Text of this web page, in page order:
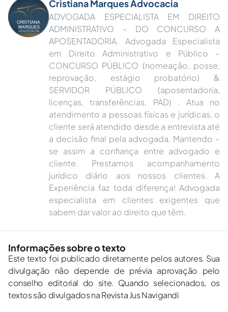
Cristiana Marques Advocacia
ADVOGADA ESPECIALISTA EM DIREITO
ADMINISTRATIVO - DO CONCURSO A
APOSENTADORIA. Advogada Especialista
em Direito Administrativo e Público –
CONCURSO PÚBLICO (nomeação, posse,
reprovação, estágio probatório) &
SERVIDOR PÚBLICO (aposentadoria,
licenças, transferências, PAD) . Atua no
atendimento a pessoas físicas e jurídicas, o
cliente será atendido desde a entrevista até
a decisão final pela advogada. Mantendo –
se assim a confiança entre advogado e
cliente. Prestamos acompanhamento
jurídico diário aos nossos clientes. A
Experiência faz toda diferença! Advogada
especialista em clientes exigentes que
sabem dar valor ao direito que têm.
Informações sobre o texto
Este texto foi publicado diretamente pelos autores. Sua
divulgação não depende de prévia aprovação pelo
conselho editorial do site. Quando selecionados, os
textos são divulgados na Revista Jus Navigandi